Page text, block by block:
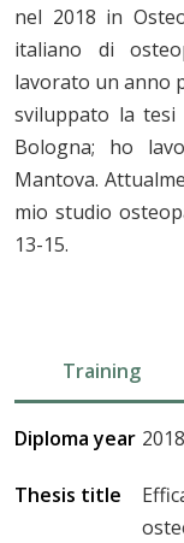
nel 2018 in
italiano di
lavorato un anno
sviluppato la
Bologna; ho
Mantova.
mio studio
13-15.
Training
Diploma year 2018
Thesis title